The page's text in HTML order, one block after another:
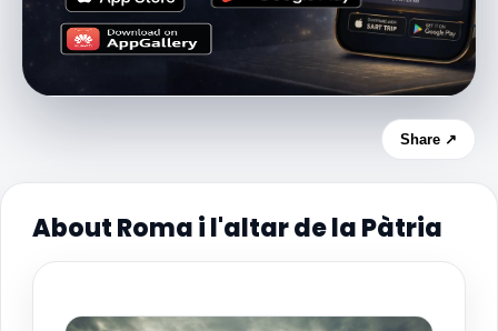
Share ↗
About Roma i l'altar de la Pàtria